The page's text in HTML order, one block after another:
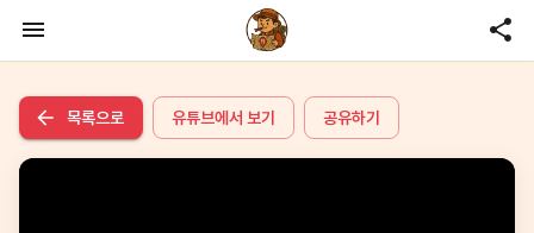
목록으로 유튜브에서 보기 공유하기